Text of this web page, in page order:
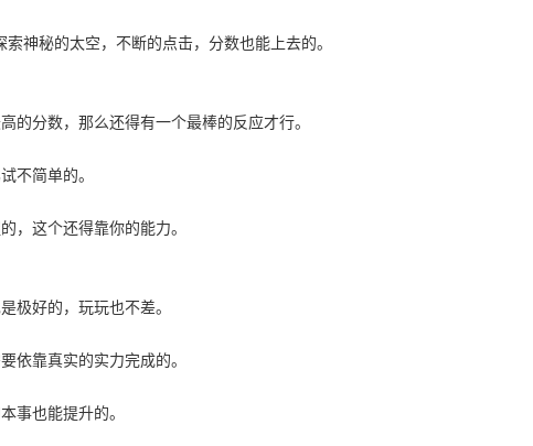
神秘的太空，不断的点击，分数也能上去的。
的分数，那么还得有一个最棒的反应才行。
不简单的。
，这个还得靠你的能力。
极好的，玩玩也不差。
依靠真实的实力完成的。
事也能提升的。